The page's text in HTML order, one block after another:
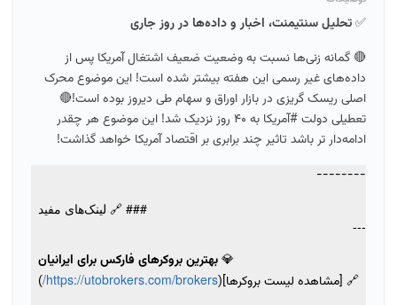
✅تحلیل سنتیمنت، اخبار و داده‌ها در روز جاری
🔴 گمانه زنی‌ها نسبت به وضعیت ضعیف اشتغال آمریکا پس از
داده‌های غیر رسمی این هفته بیشتر شده است! این موضوع محرک
اصلی ریسک گریزی در بازار اوراق و سهام طی دیروز بوده‌ است!🔴
تعطیلی دولت #آمریکا به ۴۰ روز نزدیک شد! این موضوع هر چقدر
ادامه‌دار تر باشد تاثیر چند برابری بر اقتصاد آمریکا خواهد گذاشت!
--------
### 🔗 لینک‌های مفید
---
💎 بهترین بروکرهای فارکس برای ایرانیان
🔗 [مشاهده لیست بروکرها](https://utobrokers.com/brokers/
)